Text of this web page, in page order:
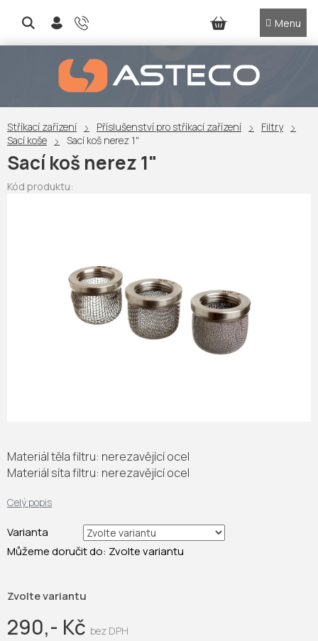
NÁKUPNÍ
KOŠÍK
Sací koš nerez 1"
Kód produktu:
290,- Kč
Zvolte variantu
Varianta
Můžeme doručit do: Zvolte variantu
Materiál těla filtru: nerezavějící ocel
Materiál síta filtru: nerezavějící ocel
Celý popis
Stříkací zařízení Příslušenství pro stříkací zařízení
Filtry
Sací koše
Sací koš nerez 1"